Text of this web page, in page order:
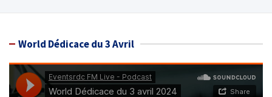
World Dédicace du 3 Avril